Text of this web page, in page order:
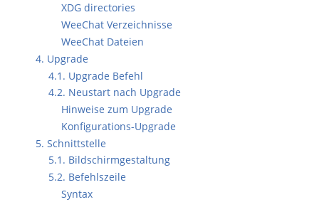
XDG directories
WeeChat Verzeichnisse
WeeChat Dateien
4. Upgrade
4.1. Upgrade Befehl
4.2. Neustart nach Upgrade
Hinweise zum Upgrade
Konfigurations-Upgrade
5. Schnittstelle
5.1. Bildschirmgestaltung
5.2. Befehlszeile
Syntax